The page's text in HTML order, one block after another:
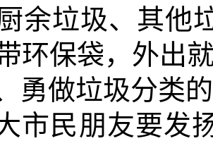
余垃圾、其他
环保袋，外出
勇做垃圾分类
市民朋友要发